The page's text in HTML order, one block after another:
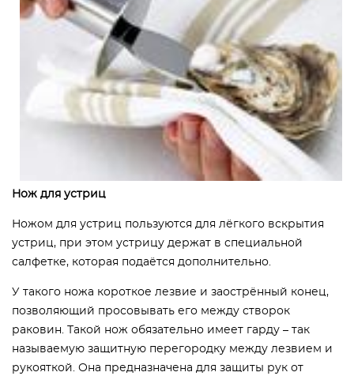
Нож для устриц
Ножом для устриц пользуются для лёгкого вскрытия
устриц, при этом устрицу держат в специальной
салфетке, которая подаётся дополнительно.
У такого ножа короткое лезвие и заострённый конец,
позволяющий просовывать его между створок
раковин. Такой нож обязательно имеет гарду – так
называемую защитную перегородку между лезвием и
рукояткой. Она предназначена для защиты рук от